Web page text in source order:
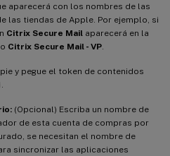
aparecerá con los nombres de las
las tiendas de Apple. Por ejemplo, si
Citrix Secure Mail aparecerá en la
Citrix Secure Mail - VP.
y pegue el token de contenidos
(Opcional) Escriba un nombre de
de esta cuenta de compras por
se necesitan el nombre de
sincronizar las aplicaciones